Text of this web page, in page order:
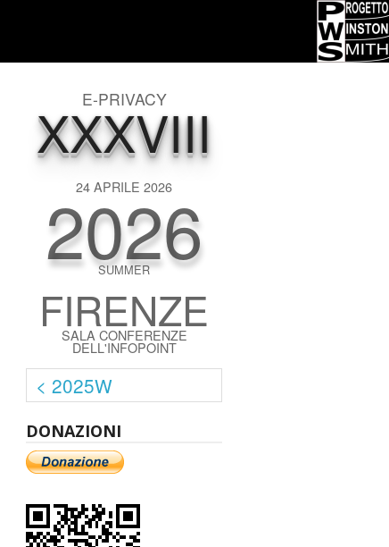
E-PRIVACY
XXXVIII
24 APRILE 2026
2026
SUMMER
FIRENZE
SALA CONFERENZE
DELL'INFOPOINT
< 2025W
DONAZIONI